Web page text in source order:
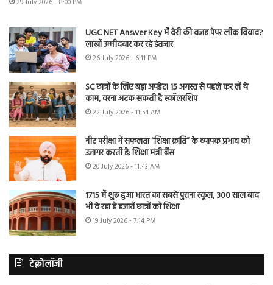
29 July 2026 - 8:00 PM
UGC NET Answer Key में देरी की वजह पेपर लीक विवाद?
लाखों उम्मीदवार कर रहे इंतजार
26 July 2026 - 6:11 PM
SC छात्रों के लिए बड़ा अपडेट! 15 अगस्त से पहले कर लें ये
काम, वरना अटक सकती है स्कॉलरशिप
22 July 2026 - 11:54 AM
नीट परीक्षा में सफलता “शिक्षा क्रांति” के व्यापक प्रभाव को
उजागर करती है: शिक्षा मंत्री बैंस
20 July 2026 - 11:43 AM
1715 में शुरू हुआ भारत का सबसे पुराना स्कूल, 300 साल बाद
भी दे रहा है हजारों छात्रों को शिक्षा
19 July 2026 - 7:14 PM
टेक्नोलॉजी